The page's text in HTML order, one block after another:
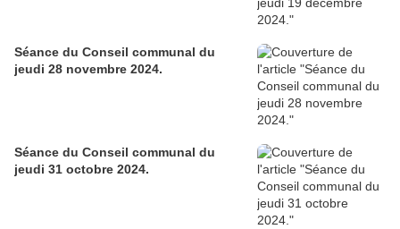
Séance du Conseil communal du
jeudi 28 novembre 2024.
Séance du Conseil communal du
jeudi 31 octobre 2024.